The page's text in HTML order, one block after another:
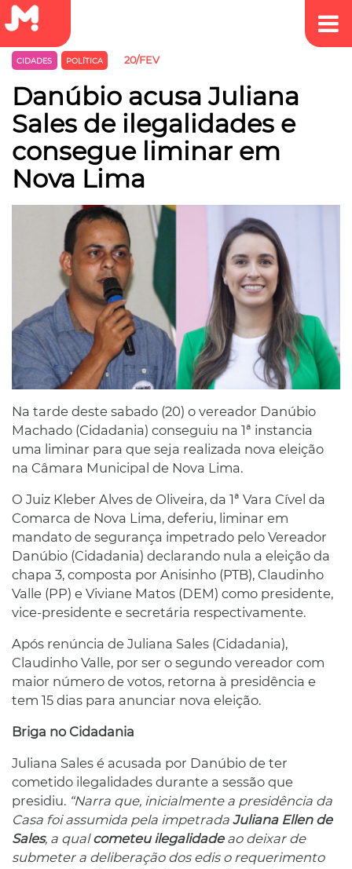
CIDADES POLÍTICA 20/FEV
Danúbio acusa Juliana
Sales de ilegalidades e
consegue liminar em
Nova Lima
Na tarde deste sabado (20) o vereador Danúbio
Machado (Cidadania) conseguiu na 1ª instancia
uma liminar para que seja realizada nova eleição
na Câmara Municipal de Nova Lima.
O Juiz Kleber Alves de Oliveira, da 1ª Vara Cível da
Comarca de Nova Lima, deferiu, liminar em
mandato de segurança impetrado pelo Vereador
Danúbio (Cidadania) declarando nula a eleição da
chapa 3, composta por Anisinho (PTB), Claudinho
Valle (PP) e Viviane Matos (DEM) como presidente,
vice-presidente e secretária respectivamente.
Após renúncia de Juliana Sales (Cidadania),
Claudinho Valle, por ser o segundo vereador com
maior número de votos, retorna à presidência e
tem 15 dias para anunciar nova eleição.
Briga no Cidadania
Juliana Sales é acusada por Danúbio de ter
cometido ilegalidades durante a sessão que
presidiu. “Narra que, inicialmente a presidência da
Casa foi assumida pela impetrada Juliana Ellen de
Sales, a qualcometeu ilegalidadeao deixar de
submeter a deliberação dos edis o requerimento